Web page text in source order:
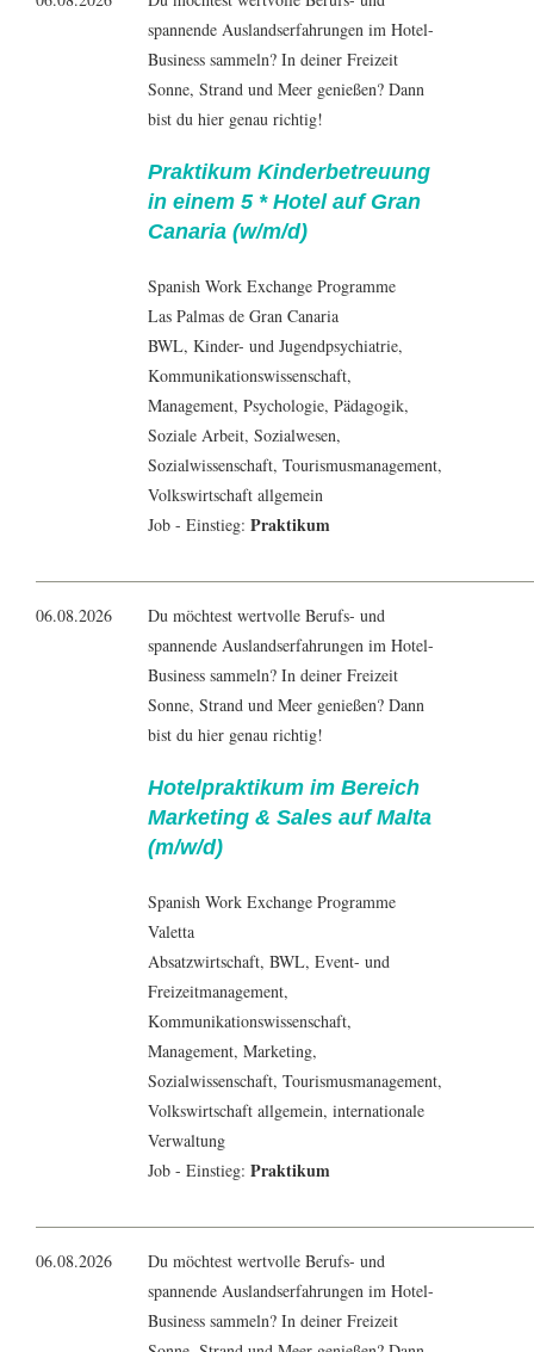
spannende Auslandserfahrungen im Hotel-
Business sammeln? In deiner Freizeit
Sonne, Strand und Meer genießen? Dann
bist du hier genau richtig!
Praktikum Kinderbetreuung
in einem 5 * Hotel auf Gran
Canaria (w/m/d)
Spanish Work Exchange Programme
Las Palmas de Gran Canaria
BWL, Kinder- und Jugendpsychiatrie,
Kommunikationswissenschaft,
Management, Psychologie, Pädagogik,
Soziale Arbeit, Sozialwesen,
Sozialwissenschaft, Tourismusmanagement,
Volkswirtschaft allgemein
Job - Einstieg: Praktikum
06.08.2026
Du möchtest wertvolle Berufs- und
spannende Auslandserfahrungen im Hotel-
Business sammeln? In deiner Freizeit
Sonne, Strand und Meer genießen? Dann
bist du hier genau richtig!
Hotelpraktikum im Bereich
Marketing & Sales auf Malta
(m/w/d)
Spanish Work Exchange Programme
Valetta
Absatzwirtschaft, BWL, Event- und
Freizeitmanagement,
Kommunikationswissenschaft,
Management, Marketing,
Sozialwissenschaft, Tourismusmanagement,
Volkswirtschaft allgemein, internationale
Verwaltung
Job - Einstieg: Praktikum
06.08.2026
Du möchtest wertvolle Berufs- und
spannende Auslandserfahrungen im Hotel-
Business sammeln? In deiner Freizeit